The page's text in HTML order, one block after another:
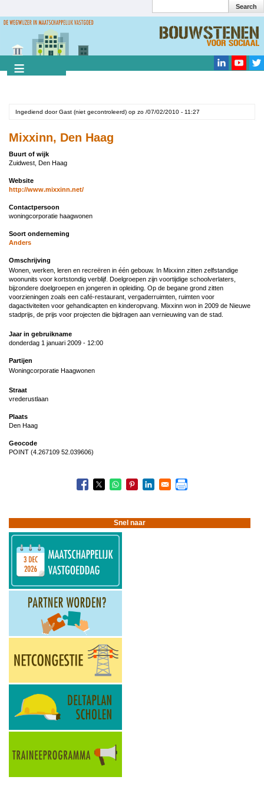
naar
gaan
Search
Ingediend doorGast (niet gecontroleerd) op zo /07/02/2010 - 11:27
Mixxinn, Den Haag
Buurt of wijk
Zuidwest, Den Haag
Website
http://www.mixxinn.net/
Contactpersoon
woningcorporatie haagwonen
Soort onderneming
Anders
Omschrijving
Wonen, werken, leren en recreëren in één gebouw. In Mixxinn zitten zelfstandige
woonunits voor kortstondig verblijf. Doelgroepen zijn voortijdige schoolverlaters,
bijzondere doelgroepen en jongeren in opleiding. Op de begane grond zitten
voorzieningen zoals een café-restaurant, vergaderruimten, ruimten voor
dagactiviteiten voor gehandicapten en kinderopvang. Mixxinn won in 2009 de Nieuwe
stadprijs, de prijs voor projecten die bijdragen aan vernieuwing van de stad.
Jaar in gebruikname
donderdag 1 januari 2009 - 12:00
Partijen
Woningcorporatie Haagwonen
Straat
vrederustlaan
Plaats
Den Haag
Geocode
POINT (4.267109 52.039606)
Snel naar